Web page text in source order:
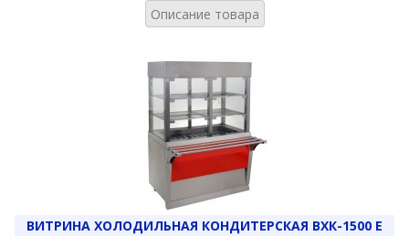
Описание товара
ВИТРИНА ХОЛОДИЛЬНАЯ КОНДИТЕРСКАЯ ВХК-1500 Е